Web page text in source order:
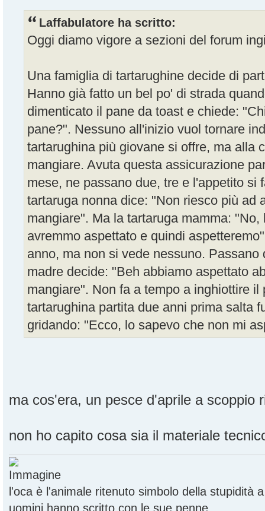
Laffabulatore ha scritto:
Oggi diamo vigore a sezioni del forum
Una famiglia di tartarughine decide di
Hanno già fatto un bel po' di strada
dimenticato il pane da toast e chiede:
pane?". Nessuno all'inizio vuol tornare
tartarughina più giovane si offre, ma alla
mangiare. Avuta questa assicurazione
mese, ne passano due, tre e l'appetito si
tartaruga nonna dice: "Non riesco più ad
mangiare". Ma la tartaruga mamma:
avremmo aspettato e quindi
anno, ma non si vede nessuno.
madre decide: "Beh abbiamo aspettato
mangiare". Non fa a tempo a inghiottire il
tartarughina partita due anni prima salta
gridando: "Ecco, lo sapevo che non mi
ma cos'era, un pesce d'aprile a scoppio
non ho capito cosa sia il materiale
l'oca è l'animale ritenuto simbolo della stupidità
uomini hanno scritto con le sue penne